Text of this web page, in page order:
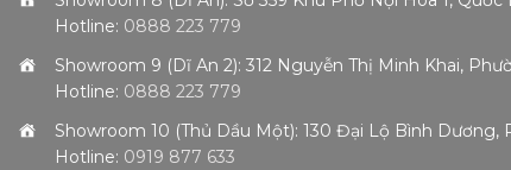
Hotline: 0888 223 779
Showroom 9 (Dĩ An 2): 312 Nguyễn Thị Minh Khai,
Hotline: 0888 223 779
Showroom 10 (Thủ Dầu Một): 130 Đại Lộ Bình Dương,
Hotline: 0919 877 633